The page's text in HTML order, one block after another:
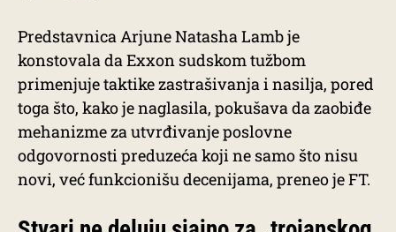
Predstavnica Arjune Natasha Lamb je
konstovala da Exxon sudskom tužbom
primenjuje taktike zastrašivanja i nasilja, pored
toga što, kako je naglasila, pokušava da zaobiđe
mehanizme za utvrđivanje poslovne
odgovornosti preduzeća koji ne samo što nisu
novi, već funkcionišu decenijama, preneo je FT.